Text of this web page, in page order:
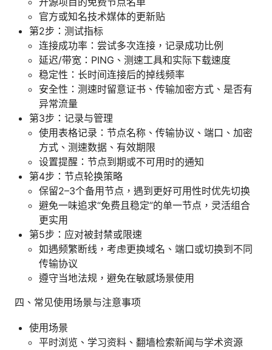
官方或知名技术媒体的更新贴
第2步：测试指标
连接成功率：尝试多次连接，记录成功比例
延迟/带宽：PING、测速工具和实际下载速度
稳定性：长时间连接后的掉线频率
安全性：测速时留意证书、传输加密方式、是否有
异常流量
第3步：记录与管理
使用表格记录：节点名称、传输协议、端口、加密
方式、测速数据、有效期限
设置提醒：节点到期或不可用时的通知
第4步：节点轮换策略
保留2–3个备用节点，遇到更好可用性时优先切换
避免一味追求“免费且稳定”的单一节点，灵活组合
更实用
第5步：应对被封禁或限速
如遇频繁断线，考虑更换域名、端口或切换到不同
传输协议
遵守当地法规，避免在敏感场景使用
四、常见使用场景与注意事项
使用场景
平时浏览、学习资料、翻墙检索新闻与学术资源